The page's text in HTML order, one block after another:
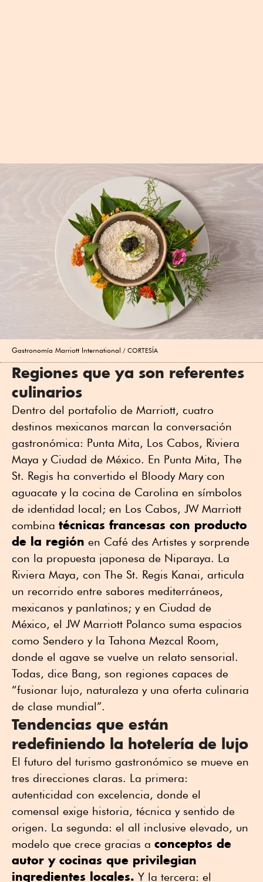
Gastronomía Marriott International CORTESÍA
Regiones que ya son referentes
culinarios
Dentro del portafolio de Marriott, cuatro
destinos mexicanos marcan la conversación
gastronómica: Punta Mita, Los Cabos, Riviera
Maya y Ciudad de México. En Punta Mita, The
St. Regis ha convertido el Bloody Mary con
aguacate y la cocina de Carolina en símbolos
de identidad local; en Los Cabos, JW Marriott
combina técnicas francesas con producto
de la región en Café des Artistes y sorprende
con la propuesta japonesa de Niparaya. La
Riviera Maya, con The St. Regis Kanai, articula
un recorrido entre sabores mediterráneos,
mexicanos y panlatinos; y en Ciudad de
México, el JW Marriott Polanco suma espacios
como Sendero y la Tahona Mezcal Room,
donde el agave se vuelve un relato sensorial.
Todas, dice Bang, son regiones capaces de
“fusionar lujo, naturaleza y una oferta culinaria
de clase mundial”.
Tendencias que están
redefiniendo la hotelería de lujo
El futuro del turismo gastronómico se mueve en
tres direcciones claras. La primera:
autenticidad con excelencia, donde el
comensal exige historia, técnica y sentido de
origen. La segunda: el all inclusive elevado, un
modelo que crece gracias a conceptos de
autor y cocinas que privilegian
ingredientes locales. Y la tercera: el